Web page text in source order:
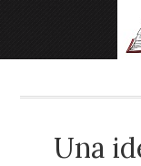
Una